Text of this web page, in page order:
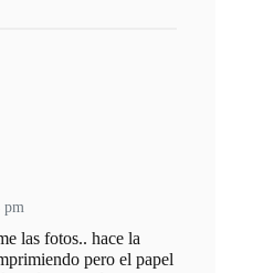
pm
las fotos.. hace la
pero el papel